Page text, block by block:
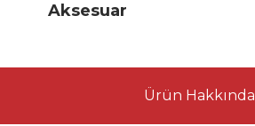
Aksesuar
Ürün Hakkında